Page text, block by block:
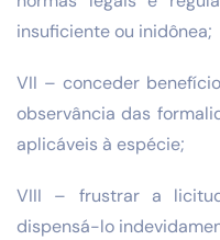
insuficiente ou inidônea;
VII – conceder
observância das
aplicáveis à espécie;
VIII – frustrar a
dispensá-lo